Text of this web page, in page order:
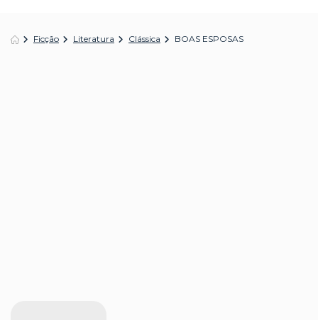
Ficção Literatura Clássica BOAS ESPOSAS